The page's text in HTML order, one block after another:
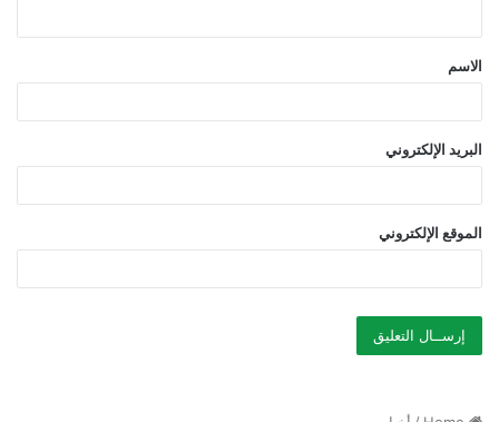
ق
*
الاسم
البريد الإلكتروني
الموقع الإلكتروني